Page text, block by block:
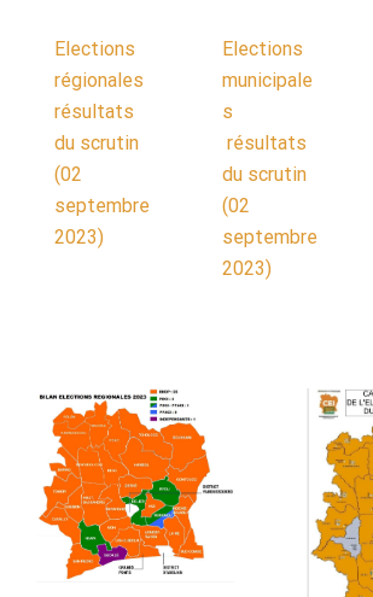
Elections
régionales
résultats
du scrutin
(02
septembre
2023)
Elections
municipale
s
résultats
du scrutin
(02
septembre
2023)